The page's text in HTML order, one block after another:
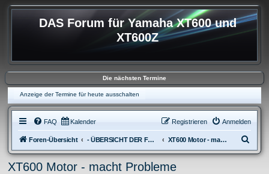
DAS Forum für Yamaha XT600 und
XT600Z
Die nächsten Termine
Anzeige der Termine für heute ausschalten
FAQ Kalender Anmelden
Registrieren
Foren-Übersicht - ÜBERSICHT DER FOREN XT600 XT600 Motor - macht Probleme
u
XT600 Motor - macht Probleme